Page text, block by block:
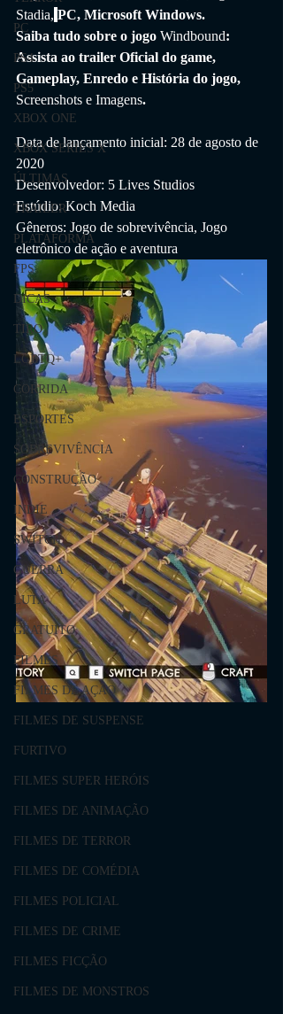
PC
PS4
PS5
XBOX ONE
XBOX SERIES X
ÚLTIMAS
TRAILER
PLATAFORMA
FPS
DICAS
TIRO
LGBTQ+
CORRIDA
ESPORTES
SOBREVIVÊNCIA
CONSTRUÇÃO
INDIE
SWITCH
GUERRA
LUTA
GRATUITO
FILMES
FILMES DE AÇÃO
FILMES DE SUSPENSE
FURTIVO
FILMES SUPER HERÓIS
FILMES DE ANIMAÇÃO
FILMES DE TERROR
FILMES DE COMÉDIA
FILMES POLICIAL
FILMES DE CRIME
FILMES FICÇÃO
FILMES DE MONSTROS
Stadia, PC, Microsoft Windows.
Saiba tudo sobre o jogo Windbound:
Assista ao trailer Oficial do game,
Gameplay, Enredo e História do jogo,
Screenshots e Imagens.
Data de lançamento inicial: 28 de agosto de
2020
Desenvolvedor: 5 Lives Studios
Estúdio: Koch Media
Gêneros: Jogo de sobrevivência, Jogo
eletrônico de ação e aventura